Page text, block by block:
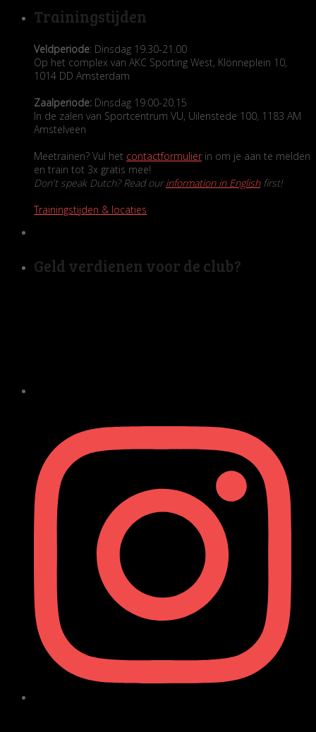
Trainingstijden
Veldperiode: Dinsdag 19.30-21.00
Op het complex van AKC Sporting West, Klönneplein 10,
1014 DD Amsterdam
Zaalperiode: Dinsdag 19:00-20.15
In de zalen van Sportcentrum VU, Uilenstede 100, 1183 AM
Amstelveen
Meetrainen? Vul het contactformulierin om je aan te melden
en train tot 3x gratis mee!
Don't speak Dutch? Read ourinformation in Englishfirst!
Trainingstijden & locaties
Geld verdienen voor de club?